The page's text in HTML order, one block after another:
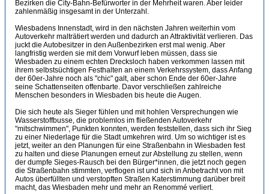
Bezirken die City-Bahn-Befürworter in der Mehrheit waren. Aber leider
zahlenmäßig insgesamt in der Unterzahl.
Wiesbadens Innenstadt, wird in den nächsten Jahren weiterhin vom
Autoverkehr malträtiert werden und dadurch an Attraktivität verlieren. Das
juckt die Autobesitzer in den Außenbezirken erst mal wenig. Aber
langfristig werden sie mit dem Vorwurf leben müssen, dass sie
Wiesbaden zu einem echten Drecksloch haben verkommen lassen mit
ihrem selbstsüchtigen Festhalten an einem Verkehrssystem, dass Anfang
der 60er-Jahre noch als "chic" galt, aber schon Ende der 60er-Jahre
seine Schattenseiten offenbarte. Davor verschließen zahlreiche
Menschen besonders in Wiesbaden bis heute die Augen.
Die sich heute als Sieger fühlen und mit hohlen Versprechungen wie
Wasserstoffbusse, die problemlos im fließenden Autoverkehr
"mitschwimmen", Punkten konnten, werden feststellen, dass sich ihr Sieg
zu einer Niederlage für die Stadt umkehren wird. Um so wichtiger ist es
jetzt, weiter an den Planungen für eine Straßenbahn in Wiesbaden fest
zu halten und diese Planungen erneut zur Abstellung zu stellen, wenn
der dumpfe Sieges-Rausch bei den Bürger*innen, die jetzt noch gegen
die Straßenbahn stimmten, verflogen ist und sich in Anbetracht von mit
Autos überfüllten und verstopften Straßen Katerstimmung darüber breit
macht, das Wiesbaden mehr und mehr an Renommé verliert.